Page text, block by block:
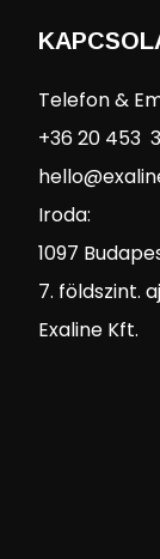
Telefon &
+36 20 453
Iroda:
1097
7. földszint.
Exaline Kft.